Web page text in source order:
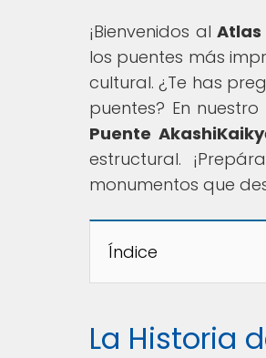
¡Bienvenidos alAtlas
los puentes más
cultural. ¿Te has
puentes? En
Puente
estructural.
monumentos que
Índice
La Historia